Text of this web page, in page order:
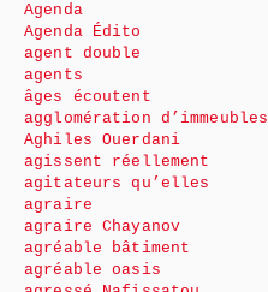
Agenda
Agenda Édito
agent double
agents
âges écoutent
agglomération d’immeubles
Aghiles Ouerdani
agissent réellement
agitateurs qu’elles
agraire
agraire Chayanov
agréable bâtiment
agréable oasis